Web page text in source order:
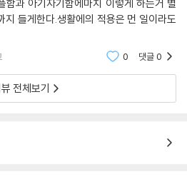
함과 아기자기함에마치 이렇게 하는거 별
들게한다.생활에의 적용은 먼 일이라도
0 댓글0
전체보기